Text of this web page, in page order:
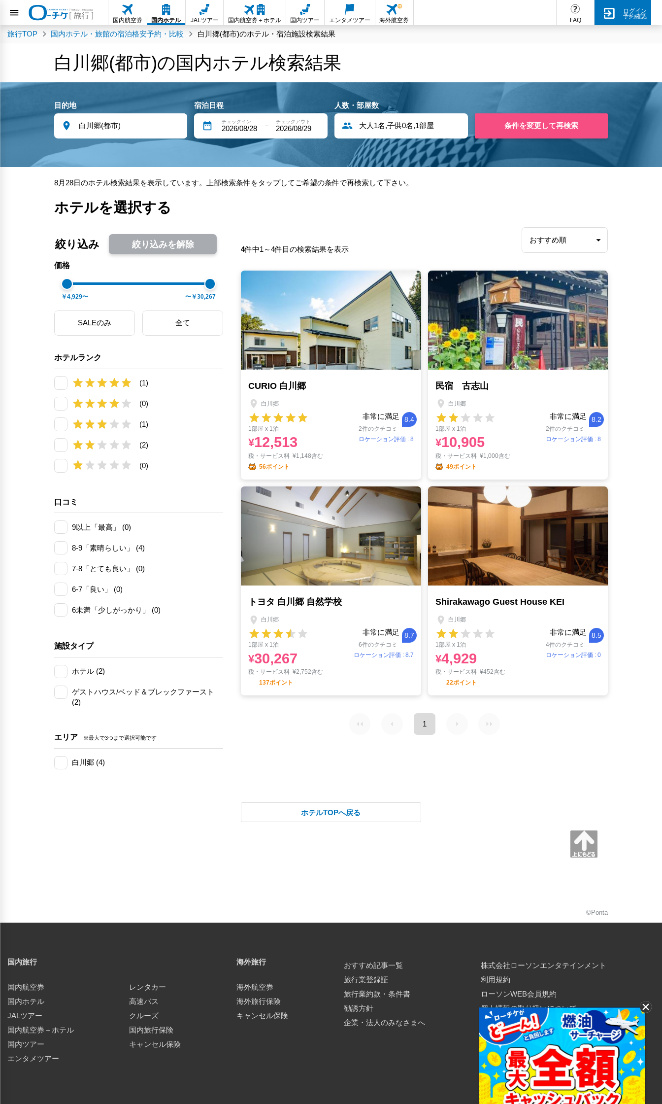
FAQ
ログイン
予約確認
国内航空券 国内ホテル JALツアー 国内航空券＋ホテル 国内ツアー エンタメツアー 海外航空券
旅行TOP 国内ホテル・旅館の宿泊格安予約・比較 白川郷(都市)のホテル・宿泊施設検索結果
白川郷(都市)の国内ホテル検索結果
目的地 宿泊日程
チェックイン
2026/08/28
チェックアウト
2026/08/29
人数・部屋数
大人1名,子供0名,1部屋 条件を変更して再検索
8月28日のホテル検索結果を表示しています。上部検索条件をタップしてご希望の条件で再検索して下さい。
ホテルを選択する
絞り込み 絞り込みを解除
価格
￥4,929〜 〜￥30,267
SALEのみ 全て
ホテルランク
(1)
(0)
(1)
(2)
(0)
口コミ
9以上「最高」 (0)
8-9「素晴らしい」 (4)
7-8「とても良い」 (0)
6-7「良い」 (0)
6未満「少しがっかり」 (0)
施設タイプ
ホテル (2)
ゲストハウス/ベッド＆ブレックファースト
(2)
エリア ※最大で3つまで選択可能です
白川郷 (4)
4件中1～4件目の検索結果を表示
CURIO 白川郷
白川郷
非常に満足 8.4
1部屋 x 1泊
2件のクチコミ
ロケーション評価 : 8
¥12,513
税・サービス料 ¥1,148含む
56ポイント
民宿 古志山
白川郷
非常に満足 8.2
1部屋 x 1泊
2件のクチコミ
ロケーション評価 : 8
¥10,905
税・サービス料 ¥1,000含む
49ポイント
トヨタ 白川郷 自然学校
白川郷
非常に満足 8.7
1部屋 x 1泊
6件のクチコミ
ロケーション評価 : 8.7
¥30,267
税・サービス料 ¥2,752含む
137ポイント
Shirakawago Guest House KEI
白川郷
非常に満足 8.5
1部屋 x 1泊
4件のクチコミ
ロケーション評価 : 0
¥4,929
税・サービス料 ¥452含む
22ポイント
1
ホテルTOPへ戻る
©Ponta
国内旅行
国内航空券
国内ホテル
JALツアー
国内航空券＋ホテル
国内ツアー
エンタメツアー
レンタカー
高速バス
クルーズ
国内旅行保険
キャンセル保険
海外旅行
海外航空券
海外旅行保険
キャンセル保険
おすすめ記事一覧
旅行業登録証
旅行業約款・条件書
勧誘方針
企業・法人のみなさまへ
株式会社ローソンエンタテインメント
利用規約
ローソンWEB会員規約
個人情報の取り扱いについて
個人情報保護方針